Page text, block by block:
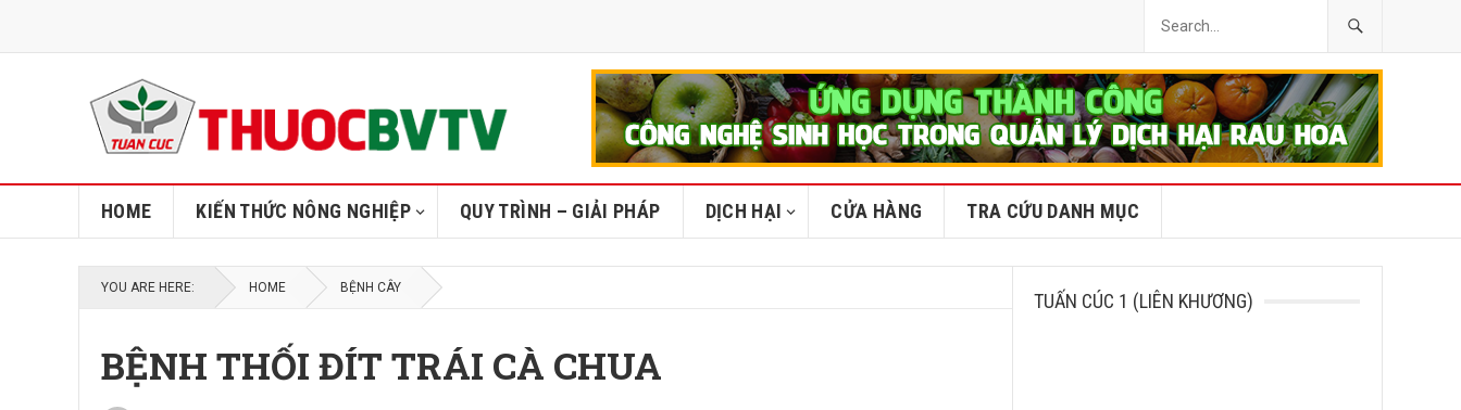
HOME KIẾN THỨC NÔNG NGHIỆP QUY TRÌNH – GIẢI PHÁP DỊCH HẠI CỬA HÀNG TRA CỨU DANH MỤC
YOU ARE HERE: HOME BỆNH CÂY
BỆNH THỐI ĐÍT TRÁI CÀ CHUA
TUẤN CÚC 1 (LIÊN KHƯƠNG)